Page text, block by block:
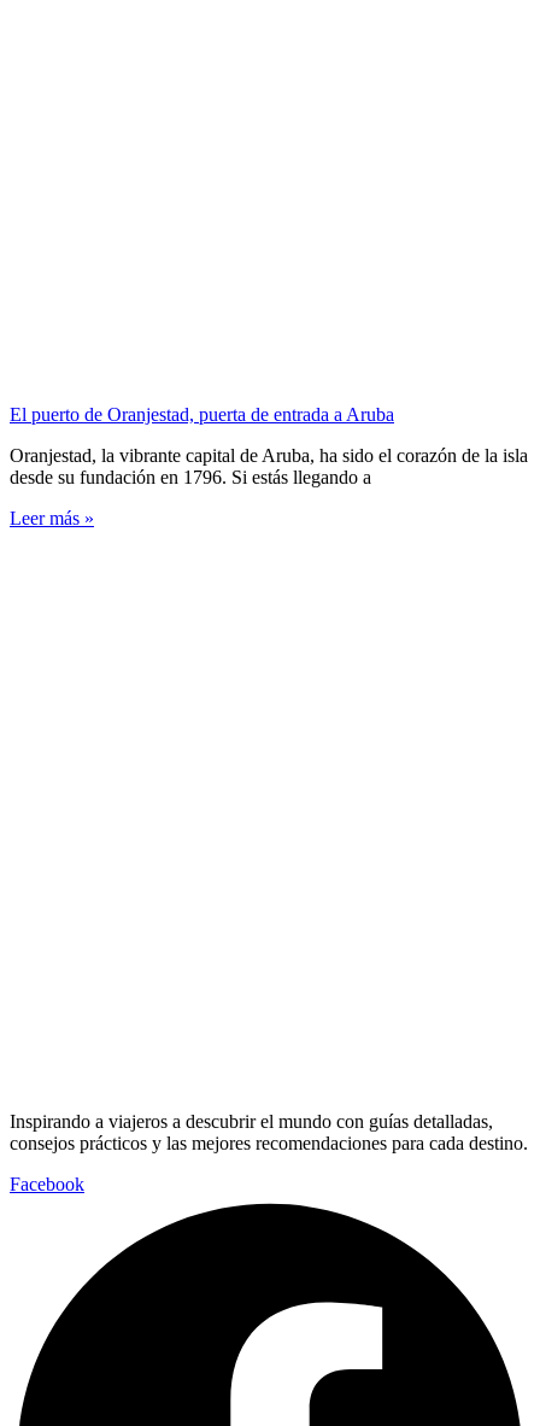
El puerto de Oranjestad, puerta de entrada a Aruba
Oranjestad, la vibrante capital de Aruba, ha sido el corazón de la isla
desde su fundación en 1796. Si estás llegando a
Leer más »
Inspirando a viajeros a descubrir el mundo con guías detalladas,
consejos prácticos y las mejores recomendaciones para cada destino.
Facebook